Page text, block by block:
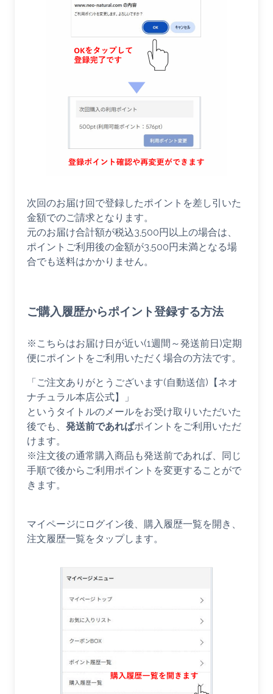
次回のお届け回で登録したポイントを差し引いた
金額でのご請求となります。
元のお届け合計額が税込3,500円以上の場合は、
ポイントご利用後の金額が3,500円未満となる場
合でも送料はかかりません。
ご購入履歴からポイント登録する方法
※こちらはお届け日が近い(1週間～発送前日)定期
便にポイントをご利用いただく場合の方法です。
「ご注文ありがとうございます(自動送信)【ネオ
ナチュラル本店公式】」
というタイトルのメールをお受け取りいただいた
後でも、 発送前であればポイントをご利用いただ
けます。
※注文後の通常購入商品も発送前であれば、同じ
手順で後からご利用ポイントを変更することがで
きます。
マイページにログイン後、購入履歴一覧を開き、
注文履歴一覧をタップします。